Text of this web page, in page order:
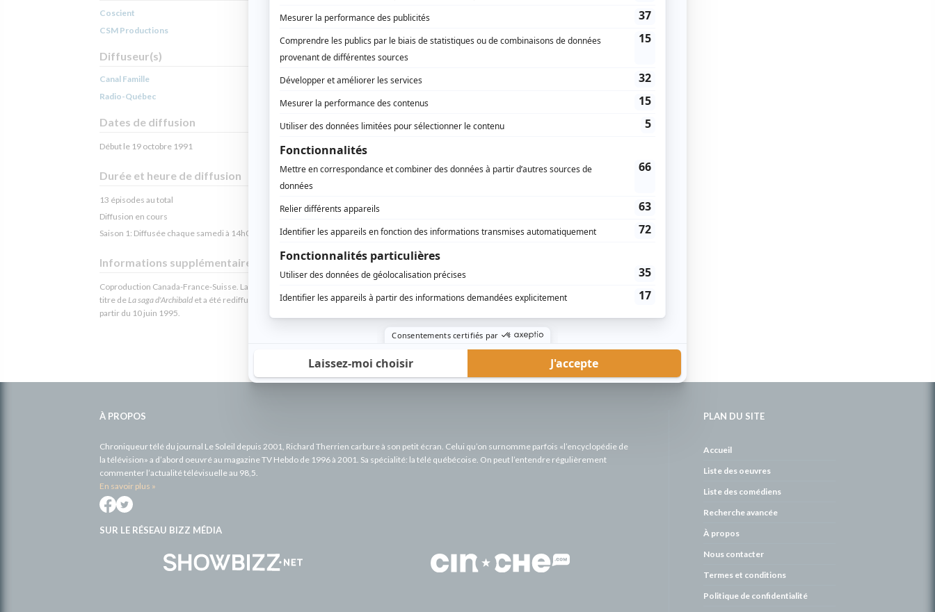
Coscient
CSM Productions
Diffuseur(s)
Canal Famille
Radio-Québec
Dates de diffusion
Début le 19 octobre 1991
Durée et heure de diffusion
13 épisodes au total
Diffusion en cours
Saison 1: Diffusée chaque samedi à 14h00
(30 minutes)
Informations supplémentaires
Coproduction Canada-France-Suisse. La série porte aussi le
titre deLa saga d'Archibald et a été rediffusée à Radio-Québec à
partir du 10 juin 1995.
À PROPOS
Chroniqueur télé du journal Le Soleil depuis 2001, Richard Therrien carbure à son petit écran. Celui qu’on surnomme parfois «l’encyclopédie de
la télévision» a d’abord oeuvré au magazine TV Hebdo de 1996 à 2001. Sa spécialité: la télé québécoise. On peut l’entendre régulièrement
commenter l’actualité télévisuelle au 98,5.
En savoir plus »
SUR LE RÉSEAU BIZZ MÉDIA
PLAN DU SITE
Accueil
Liste des oeuvres
Liste des comédiens
Recherche avancée
À propos
Nous contacter
Termes et conditions
Politique de confidentialité